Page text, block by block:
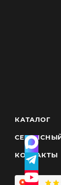
КАТАЛОГ
КОНТАКТЫ